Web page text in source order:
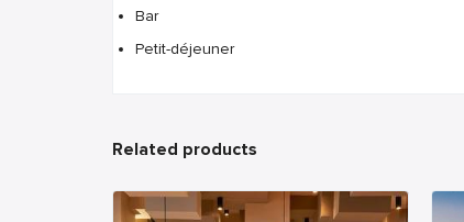
Bar
Petit-déjeuner
Related products